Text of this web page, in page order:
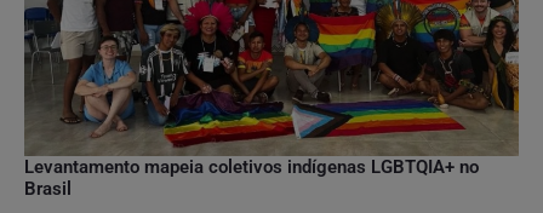
Levantamento mapeia coletivos indígenas LGBTQIA+ no
Brasil